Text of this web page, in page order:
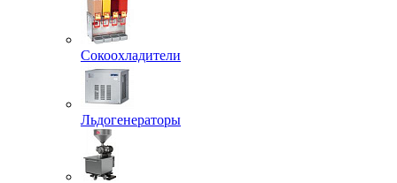
Сокоохладители
Льдогенераторы